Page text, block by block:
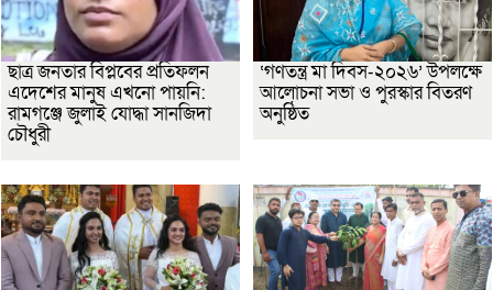
ছাত্র জনতার বিপ্লবের প্রতিফলন
এদেশের মানুষ এখনো পায়নি:
রামগঞ্জে জুলাই যোদ্ধা সানজিদা
চৌধুরী
‘গণতন্ত্র মা দিবস-২০২৬’ উপলক্ষে
আলোচনা সভা ও পুরস্কার বিতরণ
অনুষ্ঠিত